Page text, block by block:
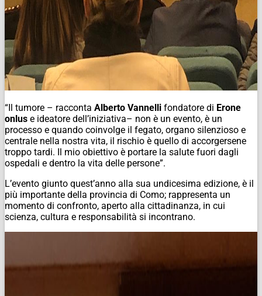
“Il tumore – racconta Alberto Vannelli fondatore di Erone
onlus e ideatore dell’iniziativa– non è un evento, è un
processo e quando coinvolge il fegato, organo silenzioso e
centrale nella nostra vita, il rischio è quello di accorgersene
troppo tardi. Il mio obiettivo è portare la salute fuori dagli
ospedali e dentro la vita delle persone”.
L’evento giunto quest’anno alla sua undicesima edizione, è il
più importante della provincia di Como; rappresenta un
momento di confronto, aperto alla cittadinanza, in cui
scienza, cultura e responsabilità si incontrano.